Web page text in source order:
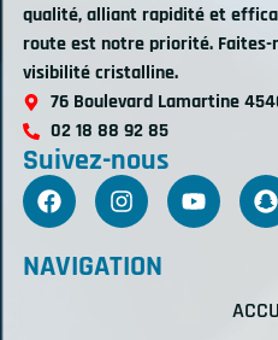
qualité, alliant rapidité et
route est notre priorité. Faites-
visibilité cristalline.
76 Boulevard Lamartine
02 18 88 92 85
Suivez-nous
NAVIGATION